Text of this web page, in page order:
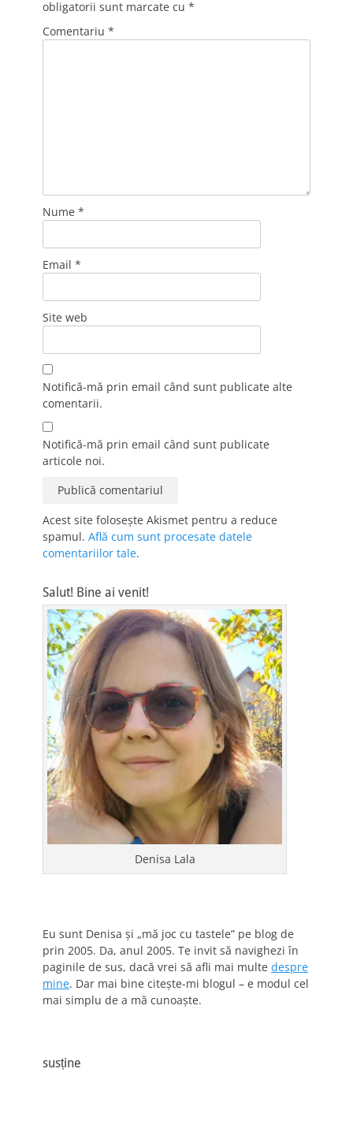
obligatorii sunt marcate cu *
Comentariu *
Nume *
Email *
Site web
Notifică-mă prin email când sunt publicate alte
comentarii.
Notifică-mă prin email când sunt publicate
articole noi.
Acest site folosește Akismet pentru a reduce
spamul. Află cum sunt procesate datele
comentariilor tale.
Salut! Bine ai venit!
Denisa Lala
Eu sunt Denisa și „mă joc cu tastele” pe blog de
prin 2005. Da, anul 2005. Te invit să navighezi în
paginile de sus, dacă vrei să afli mai multe despre
mine. Dar mai bine citește-mi blogul – e modul cel
mai simplu de a mă cunoaște.
susține